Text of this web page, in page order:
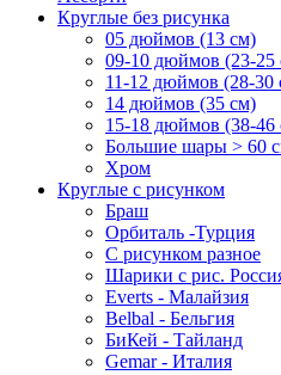
Круглые без рисунка
05 дюймов (13 см)
09-10 дюймов (23-25
11-12 дюймов (28-30
14 дюймов (35 см)
15-18 дюймов (38-46
Большие шары > 60
Хром
Круглые с рисунком
Браш
Орбиталь -Турция
С рисунком разное
Шарики с рис.
Everts - Малайзия
Belbal - Бельгия
БиКей - Тайланд
Gemar - Италия